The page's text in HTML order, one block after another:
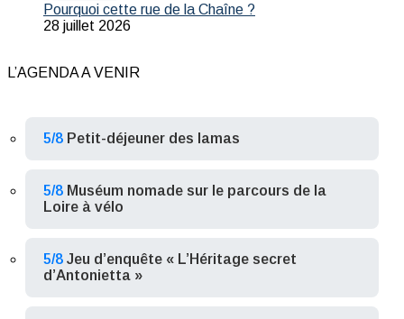
Pourquoi cette rue de la Chaîne ?
28 juillet 2026
L’AGENDA A VENIR
5/8 Petit-déjeuner des lamas
5/8 Muséum nomade sur le parcours de la
Loire à vélo
5/8 Jeu d’enquête « L’Héritage secret
d’Antonietta »